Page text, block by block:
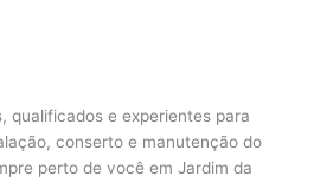
qualificados e experientes para
conserto e manutenção do
perto de você em Jardim da